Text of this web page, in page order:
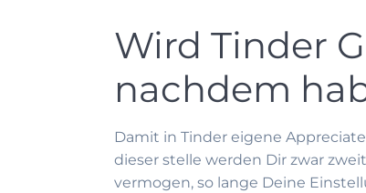
Wird Tinder
nachdem
Damit in Tinder eigene
dieser stelle werden Dir zwar
vermogen, so lange Deine